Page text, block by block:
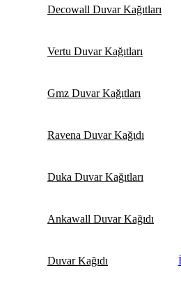
Decowall Duvar Kağıtları
Vertu Duvar Kağıtları
Gmz Duvar Kağıtları
Ravena Duvar Kağıdı
Duka Duvar Kağıtları
Ankawall Duvar Kağıdı
Duvar Kağıdı